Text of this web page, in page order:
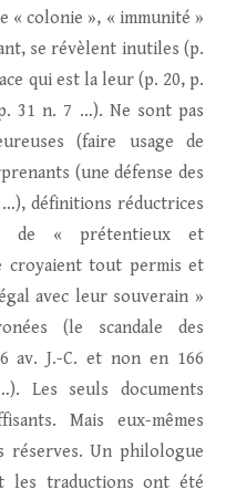
« colonie », « immunité »
se révèlent inutiles (p.
qui est la leur (p. 20, p.
31 n. 7 …). Ne sont pas
(faire usage de
(une défense des
définitions réductrices
de « prétentieux et
croyaient tout permis et
avec leur souverain »
(le scandale des
av. J.-C. et non en 166
Les seuls documents
Mais eux-mêmes
réserves. Un philologue
les traductions ont été